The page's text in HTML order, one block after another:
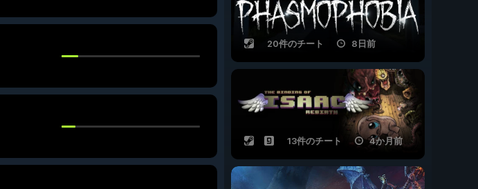
20件のチート 8日前
13件のチート 4か月前